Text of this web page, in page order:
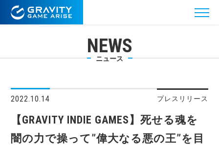
NEWS
ニュース
2022.10.14 プレスリリース
【GRAVITY INDIE GAMES】死せる魂を
闇の力で操って”偉大なる悪の王”を目